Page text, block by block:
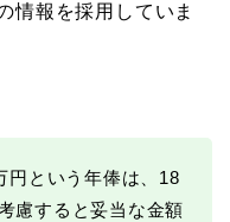
情報を採用していま
円という年俸は、18
慮すると妥当な金額